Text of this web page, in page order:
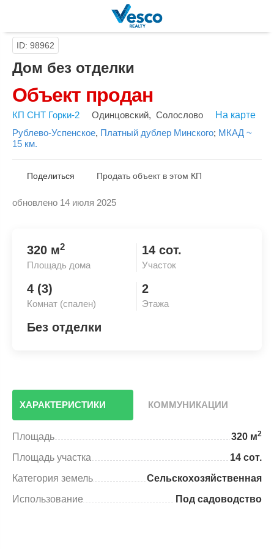
ID: 98962
Дом без отделки
Объект продан
КП СНТ Горки-2 Одинцовский, Солослово
На карте
Рублево-Успенское, Платный дублер Минского; МКАД ~
15 км.
обновлено 14 июля 2025
Поделиться Продать объект в этом КП
320 м2
Площадь дома
14 сот.
Участок
4 (3)
Комнат (спален)
2
Этажа
Без отделки
ХАРАКТЕРИСТИКИ КОММУНИКАЦИИ
Площадь 320 м2
Площадь участка
14 сот.
Категория земель
Сельскохозяйственная
Использование
Под садоводство